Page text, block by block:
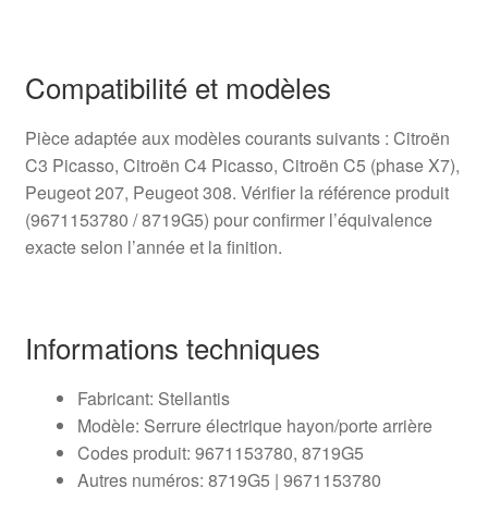
Compatibilité et modèles
Pièce adaptée aux modèles courants suivants : Citroën
C3 Picasso, Citroën C4 Picasso, Citroën C5 (phase X7),
Peugeot 207, Peugeot 308. Vérifier la référence produit
(9671153780 / 8719G5) pour confirmer l’équivalence
exacte selon l’année et la finition.
Informations techniques
Fabricant: Stellantis
Modèle: Serrure électrique hayon/porte arrière
Codes produit: 9671153780, 8719G5
Autres numéros: 8719G5 | 9671153780